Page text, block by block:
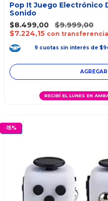
Pop It Juego Electrónico
Sonido
$8.499,00
$9.999,00
$7.224,15 con transferencia
9 cuotas sin interés de
RECIBÍ EL LUNES EN
-15%